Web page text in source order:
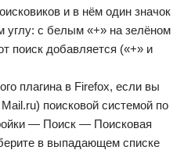
и в нём один значок
углу: с белым «+» на зелёном
поиск добавляется («+» и
плагина в Firefox, если вы
поисковой системой по
— Поиск — Поисковая
в выпадающем списке